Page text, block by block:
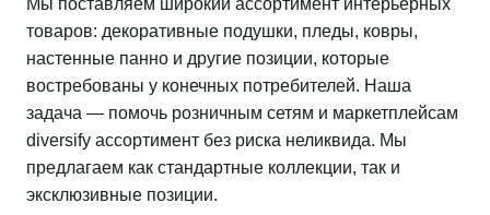
Мы поставляем широкий ассортимент интерьерных
товаров: декоративные подушки, пледы, ковры,
настенные панно и другие позиции, которые
востребованы у конечных потребителей. Наша
задача — помочь розничным сетям и маркетплейсам
diversify ассортимент без риска неликвида. Мы
предлагаем как стандартные коллекции, так и
эксклюзивные позиции.